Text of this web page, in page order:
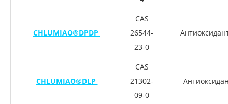
CHLUMIAO®DPDP
CAS
26544-
23-0
CHLUMIAO®DLP
CAS
21302-
09-0